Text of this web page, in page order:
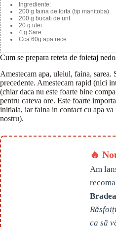
Ingrediente:
200 g faina de forta (tip manitoba)
200 g bucati de unt
20 g ulei
4 g Sare
Cca 60g apa rece
Cum se prepara reteta de foietaj
Amestecam apa, uleiul, faina,
precedente. Amestecam rapid (nici
(chiar daca nu este foarte bine
pentru cateva ore. Este foarte
initiala, iar faina in contact cu apa
nostru).
🔥
Am
Bradea
ca să